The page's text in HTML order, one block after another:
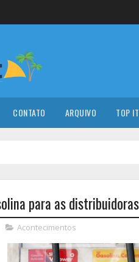
CONTATO ARQUIVO TOP
para as
Acontecimentos